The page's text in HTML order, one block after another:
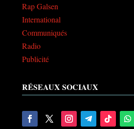
Rap Galsen
International
Communiqués
Radio
Publicité
RÉSEAUX SOCIAUX